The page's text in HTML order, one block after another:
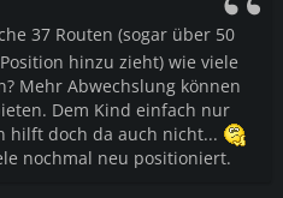
37 Routen (sogar über 50
hinzu zieht) wie viele
Mehr Abwechslung können
Dem Kind einfach nur
hilft doch da auch nicht...
nochmal neu positioniert.